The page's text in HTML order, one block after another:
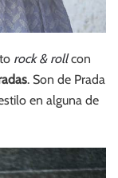
rock & rollcon
. Son de Prada
en alguna de